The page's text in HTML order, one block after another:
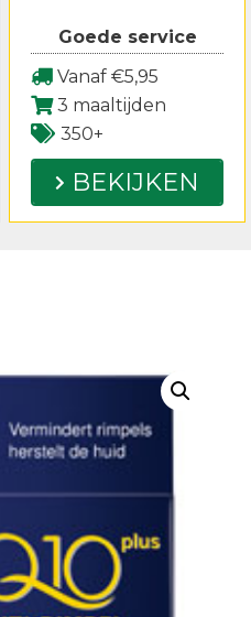
Goede service
Vanaf €5,95
3 maaltijden
350+
BEKIJKEN